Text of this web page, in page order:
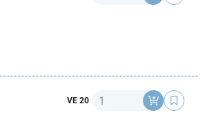
VE 20 Anzahl